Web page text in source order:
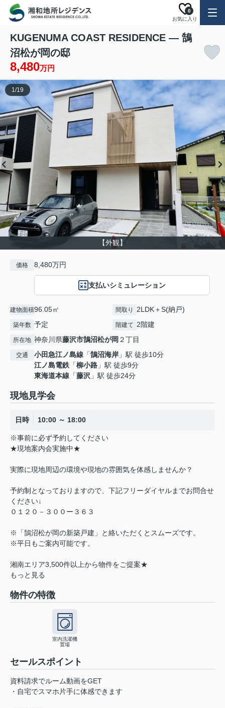
お気に入り
0
KUGENUMA COAST RESIDENCE — 鵠
沼松が岡の邸
8,480万円
【外観】
1/19
価格 8,480万円
支払いシミュレーション
建物面積96.05㎡ 間取り 2LDK＋S(納戸)
築年数 予定 階建て 2階建
所在地 神奈川県藤沢市鵠沼松が岡 ２丁目
交通 小田急江ノ島線 「鵠沼海岸 」駅 徒歩10分
江ノ島電鉄 「柳小路 」駅 徒歩9分
東海道本線 「藤沢 」駅 徒歩24分
現地見学会
日時 10:00 ～ 18:00
※事前に必ず予約してください
★現地案内会実施中★
実際に現地周辺の環境や現地の雰囲気を体感しませんか？
予約制となっておりますので、下記フリーダイヤルまでお問合せ
ください↓
０１２０－３００ー３６３
※「鵠沼松が岡の新築戸建」と絡いただくとスムーズです。
※平日もご案内可能です。
湘南エリア3,500件以上から物件をご提案★
もっと見る
物件の特徴
室内洗濯機
置場
セールスポイント
資料請求でルーム動画をGET
・自宅でスマホ片手に体感できます